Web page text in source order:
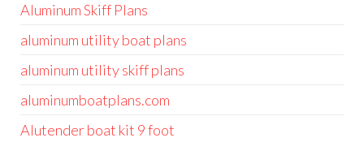
Aluminum Skiff Plans
aluminum utility boat plans
aluminum utility skiff plans
aluminumboatplans.com
Alutender boat kit 9 foot